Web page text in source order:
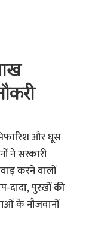
और घूस
ने सरकारी
करने वालों
दादा, पुरखों की
के नौजवानों